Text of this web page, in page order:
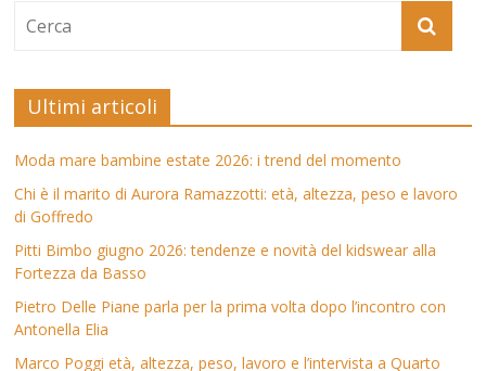
Ultimi articoli
Moda mare bambine estate 2026: i trend del momento
Chi è il marito di Aurora Ramazzotti: età, altezza, peso e lavoro
di Goffredo
Pitti Bimbo giugno 2026: tendenze e novità del kidswear alla
Fortezza da Basso
Pietro Delle Piane parla per la prima volta dopo l’incontro con
Antonella Elia
Marco Poggi età, altezza, peso, lavoro e l’intervista a Quarto